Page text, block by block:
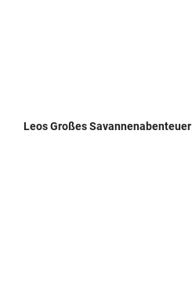
Leos Großes Savannenabenteuer